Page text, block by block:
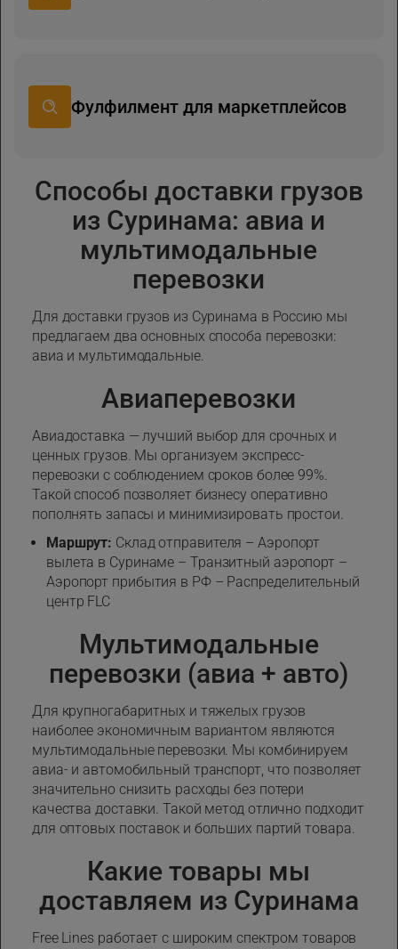
Фулфилмент для маркетплейсов
Способы доставки грузов
из Суринама: авиа и
мультимодальные
перевозки
Для доставки грузов из Суринама в Россию мы
предлагаем два основных способа перевозки:
авиа и мультимодальные.
Авиаперевозки
Авиадоставка — лучший выбор для срочных и
ценных грузов. Мы организуем экспресс-
перевозки с соблюдением сроков более 99%.
Такой способ позволяет бизнесу оперативно
пополнять запасы и минимизировать простои.
Маршрут: Склад отправителя – Аэропорт
вылета в Суринаме – Транзитный аэропорт –
Аэропорт прибытия в РФ – Распределительный
центр FLC
Мультимодальные
перевозки (авиа + авто)
Для крупногабаритных и тяжелых грузов
наиболее экономичным вариантом являются
мультимодальные перевозки. Мы комбинируем
авиа- и автомобильный транспорт, что позволяет
значительно снизить расходы без потери
качества доставки. Такой метод отлично подходит
для оптовых поставок и больших партий товара.
Какие товары мы
доставляем из Суринама
Free Lines работает с широким спектром товаров